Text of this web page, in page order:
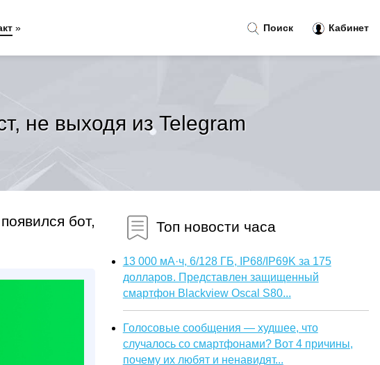
не выходя из Telegram
бот,
Топ новости часа
13 000 мА·ч, 6/128 ГБ, IP68/IP69K за 175
долларов. Представлен защищенный
смартфон Blackview Oscal S80...
Голосовые сообщения — худшее, что
случалось со смартфонами? Вот 4 причины,
почему их любят и ненавидят...
Поиск Кабинет
»